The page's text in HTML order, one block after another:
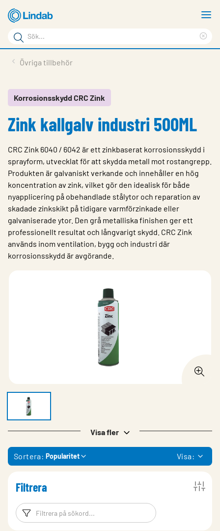
Hoppa
till
huvudinnehållet
Sökord
Sök
på
Service & Support
Hållbarhet
Kontakt
Choose languge
Sweden
Övriga tillbehör
Korrosionsskydd CRC Zink
Zink kallgalv industri 500ML
CRC Zink 6040 / 6042 är ett zinkbaserat korrosionsskydd i
sprayform, utvecklat för att skydda metall mot rostangrepp.
Produkten är galvaniskt verkande och innehåller en hög
koncentration av zink, vilket gör den idealisk för både
nyapplicering på obehandlade stålytor och reparation av
skadade zinkskikt på tidigare varmförzinkade eller
galvaniserade ytor. Den grå metalliska finishen ger ett
professionellt resultat och långvarigt skydd. CRC Zink
används inom ventilation, bygg och industri där
korrosionsskydd är avgörande.
Visa fler
Sortera: Popularitet Visa:
Filtrera
Filtreringsord Filtrera